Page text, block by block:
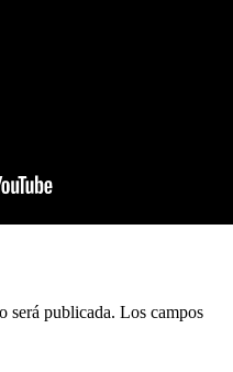
será publicada. Los campos